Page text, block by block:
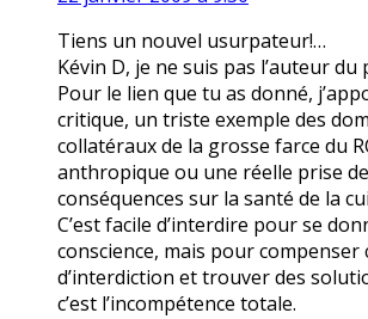
Tiens un nouvel usurpateur!…
Kévin D, je ne suis pas l’auteur du
Pour le lien que tu as donné,
critique, un triste exemple des
collatéraux de la grosse farce du
anthropique ou une réelle prise
conséquences sur la santé de la
C’est facile d’interdire pour se
conscience, mais pour compenser
d’interdiction et trouver des
c’est l’incompétence totale.